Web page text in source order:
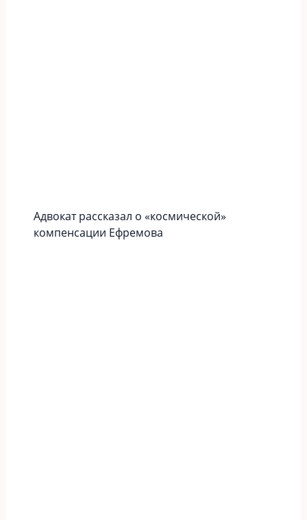
Адвокат рассказал о «космической»
компенсации Ефремова